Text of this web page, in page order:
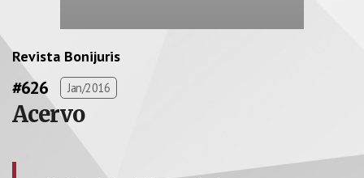
Revista Bonijuris
#626 Jan/2016
Acervo